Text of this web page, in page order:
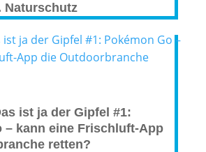
Naturschutz
ist ja der Gipfel #1:
– kann eine Frischluft-App
retten?